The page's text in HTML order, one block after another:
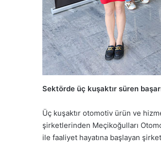
Sektörde üç kuşaktır süren
Üç kuşaktır otomotiv ürün ve
şirketlerinden Meçikoğulları
ile faaliyet hayatına başlayan